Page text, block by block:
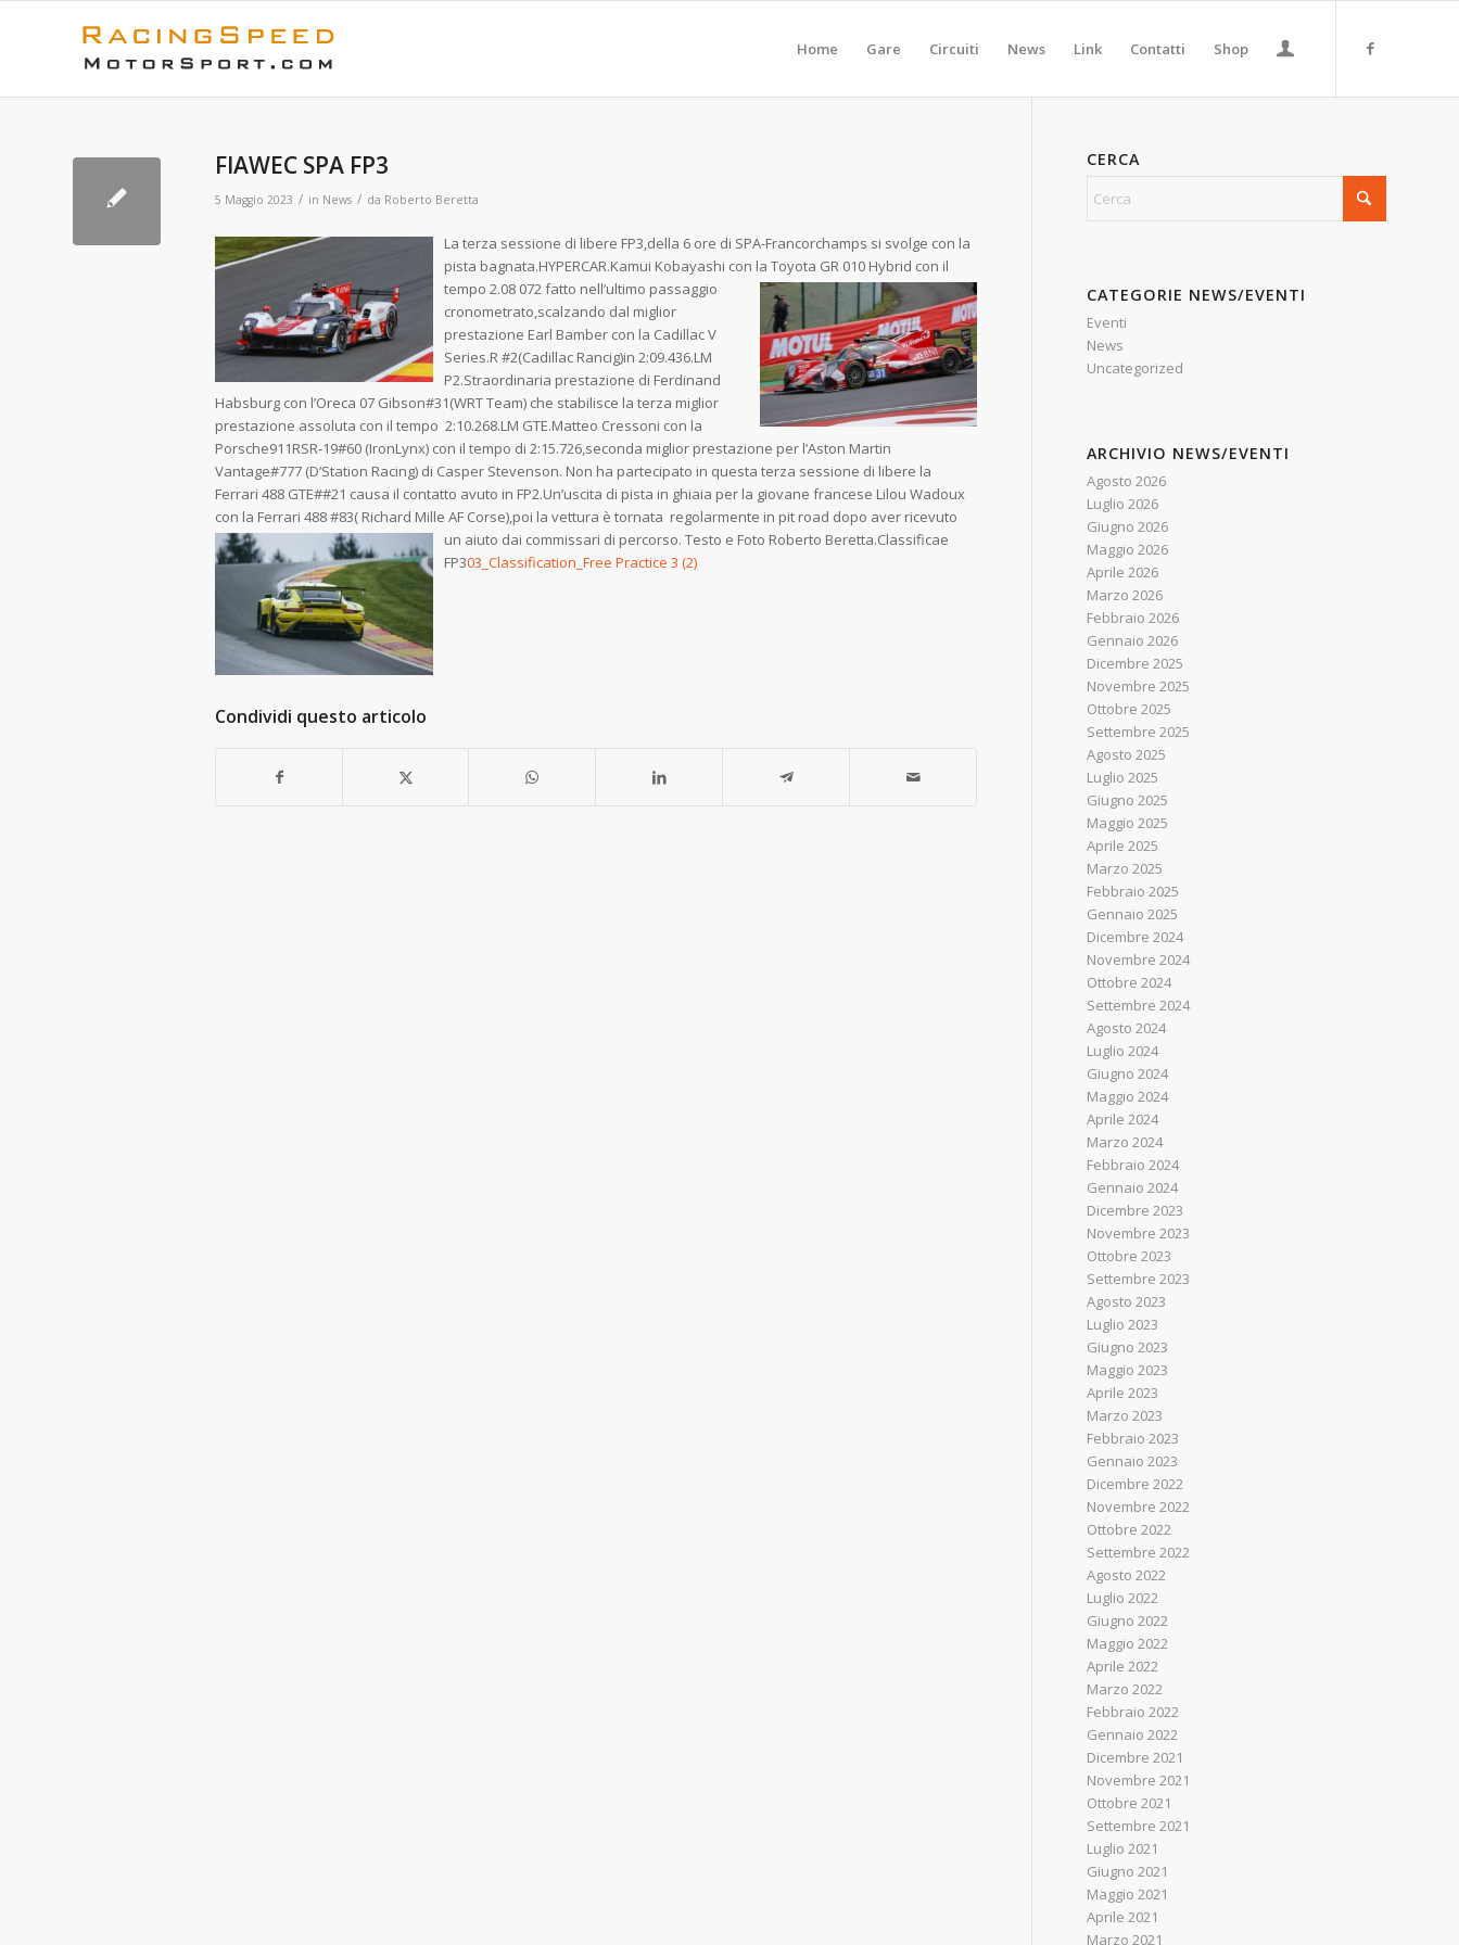
Home Gare Circuiti News Link Contatti Shop
FIAWEC SPA FP3
5 Maggio 2023 / in News / da Roberto Beretta
La terza sessione di libere FP3,della 6 ore di SPA-Francorchamps si svolge con la
pista bagnata.HYPERCAR.Kamui Kobayashi con la Toyota GR 010 Hybrid con il
tempo 2.08 072 fatto nell’ultimo passaggio
cronometrato,scalzando dal miglior
prestazione Earl Bamber con la Cadillac V
Series.R #2(Cadillac Rancig)in 2:09.436.LM
P2.Straordinaria prestazione di Ferdinand
Habsburg con l’Oreca 07 Gibson#31(WRT Team) che stabilisce la terza miglior
prestazione assoluta con il tempo 2:10.268.LM GTE.Matteo Cressoni con la
Porsche911RSR-19#60 (IronLynx) con il tempo di 2:15.726,seconda miglior prestazione per l’Aston Martin
Vantage#777 (D’Station Racing) di Casper Stevenson. Non ha partecipato in questa terza sessione di libere la
Ferrari 488 GTE##21 causa il contatto avuto in FP2.Un’uscita di pista in ghiaia per la giovane francese Lilou Wadoux
con la Ferrari 488 #83( Richard Mille AF Corse),poi la vettura è tornata regolarmente in pit road dopo aver ricevuto
un aiuto dai commissari di percorso. Testo e Foto Roberto Beretta.Classificae
FP303_Classification_Free Practice 3 (2)
Condividi questo articolo
CERCA
CATEGORIE NEWS/EVENTI
Eventi
News
Uncategorized
ARCHIVIO NEWS/EVENTI
Agosto 2026
Luglio 2026
Giugno 2026
Maggio 2026
Aprile 2026
Marzo 2026
Febbraio 2026
Gennaio 2026
Dicembre 2025
Novembre 2025
Ottobre 2025
Settembre 2025
Agosto 2025
Luglio 2025
Giugno 2025
Maggio 2025
Aprile 2025
Marzo 2025
Febbraio 2025
Gennaio 2025
Dicembre 2024
Novembre 2024
Ottobre 2024
Settembre 2024
Agosto 2024
Luglio 2024
Giugno 2024
Maggio 2024
Aprile 2024
Marzo 2024
Febbraio 2024
Gennaio 2024
Dicembre 2023
Novembre 2023
Ottobre 2023
Settembre 2023
Agosto 2023
Luglio 2023
Giugno 2023
Maggio 2023
Aprile 2023
Marzo 2023
Febbraio 2023
Gennaio 2023
Dicembre 2022
Novembre 2022
Ottobre 2022
Settembre 2022
Agosto 2022
Luglio 2022
Giugno 2022
Maggio 2022
Aprile 2022
Marzo 2022
Febbraio 2022
Gennaio 2022
Dicembre 2021
Novembre 2021
Ottobre 2021
Settembre 2021
Luglio 2021
Giugno 2021
Maggio 2021
Aprile 2021
Marzo 2021